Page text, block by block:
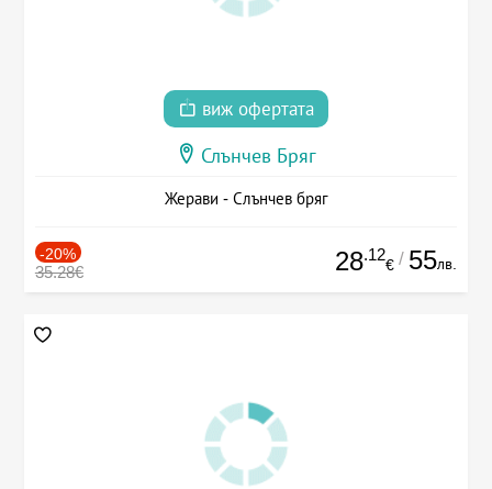
виж офертата
Слънчев Бряг
Жерави - Слънчев бряг
-20%
35.28€ 28.12
€ / 55лв.